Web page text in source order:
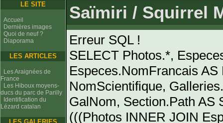
LE SITE
Accueil
Dernières images
Quoi de neuf ?
Diaporama
LES ARTICLES
Les Araignées de
France
Les Hiboux moyens-
ducs du parc de Parilly
Identification du
Lézard catalan
Saïmiri / Squirrel
Erreur SQL !
SELECT Photos.*,
Especes.NomFrancais
NomScientifique,
GalNom, Section.Path AS
(((Photos INNER JOIN